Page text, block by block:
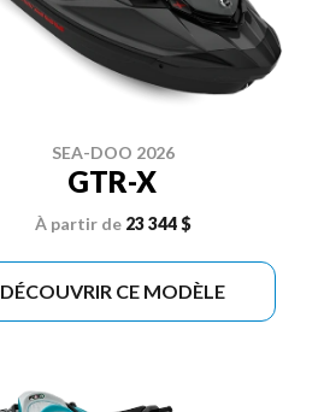
SEA-DOO 2026
GTR-X
À partir de 23 344 $
DÉCOUVRIR CE MODÈLE